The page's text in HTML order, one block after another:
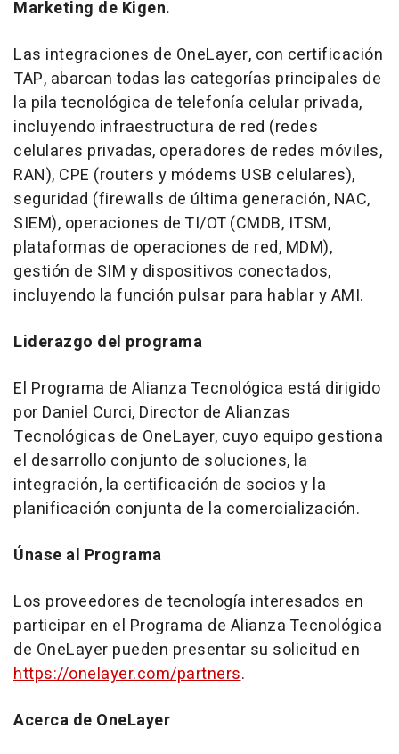
Marketing de Kigen.
Las integraciones de OneLayer, con certificación
TAP, abarcan todas las categorías principales de
la pila tecnológica de telefonía celular privada,
incluyendo infraestructura de red (redes
celulares privadas, operadores de redes móviles,
RAN), CPE (routers y módems USB celulares),
seguridad (firewalls de última generación, NAC,
SIEM), operaciones de TI/OT (CMDB, ITSM,
plataformas de operaciones de red, MDM),
gestión de SIM y dispositivos conectados,
incluyendo la función pulsar para hablar y AMI.
Liderazgo del programa
El Programa de Alianza Tecnológica está dirigido
por Daniel Curci, Director de Alianzas
Tecnológicas de OneLayer, cuyo equipo gestiona
el desarrollo conjunto de soluciones, la
integración, la certificación de socios y la
planificación conjunta de la comercialización.
Únase al Programa
Los proveedores de tecnología interesados en
participar en el Programa de Alianza Tecnológica
de OneLayer pueden presentar su solicitud en
https://onelayer.com/partners.
Acerca de OneLayer